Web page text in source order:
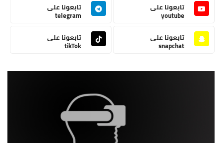
تابعونا على
youtube
تابعونا على
telegram
تابعونا على
snapchat
تابعونا على
tikTok